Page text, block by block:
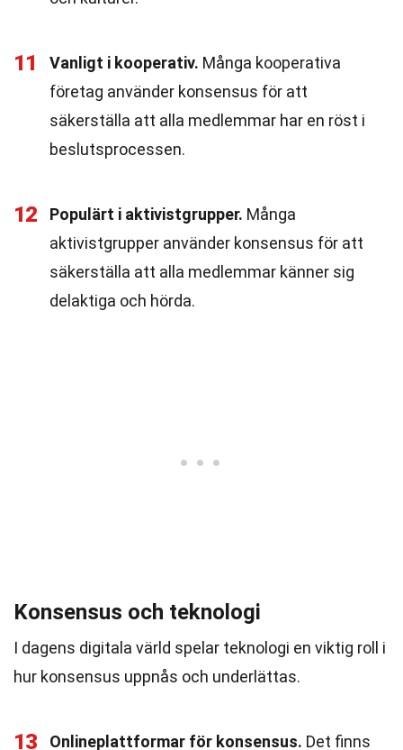
11 Vanligt i kooperativ. Många kooperativa
företag använder konsensus för att
säkerställa att alla medlemmar har en röst i
beslutsprocessen.
12 Populärt i aktivistgrupper. Många
aktivistgrupper använder konsensus för att
säkerställa att alla medlemmar känner sig
delaktiga och hörda.
Konsensus och teknologi
I dagens digitala värld spelar teknologi en viktig roll i
hur konsensus uppnås och underlättas.
13 Onlineplattformar för konsensus. Det finns